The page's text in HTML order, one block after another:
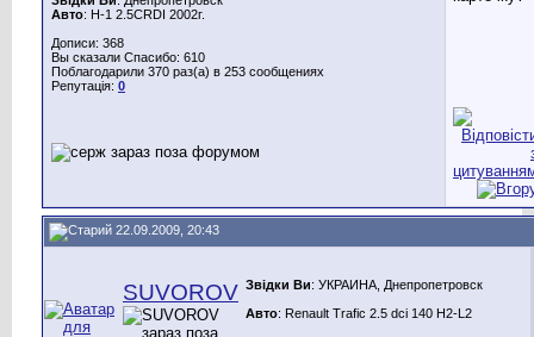
Авто: H-1 2.5CRDI 2002г.
Дописи: 368
Вы сказали Спасибо: 610
Поблагодарили 370 раз(а) в 253 сообщениях
Репутація: 0
22.09.2009, 20:43
SUVOROV Звідки Ви: УКРАИНА, Днепропетровск
Авто: Renault Trafic 2.5 dci 140 H2-L2